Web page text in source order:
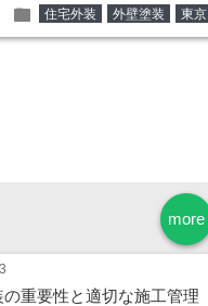
folder 住宅外装 外壁塗装 東京
more
重要性と適切な施工管理